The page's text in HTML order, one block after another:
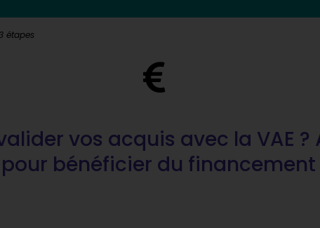
étapes
vos acquis avec la VAE
bénéficier du financement